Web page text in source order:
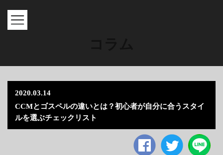
2020.03.14
CCMとゴスペルの違いとは？初心者が自分に合うスタイ
ルを選ぶチェックリスト